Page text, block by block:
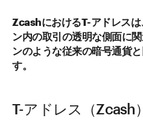
ZcashにおけるT-アドレス
ン内の取引の透明な側面に
ンのような従来の暗号通貨
す。
T-アドレス（Zcash